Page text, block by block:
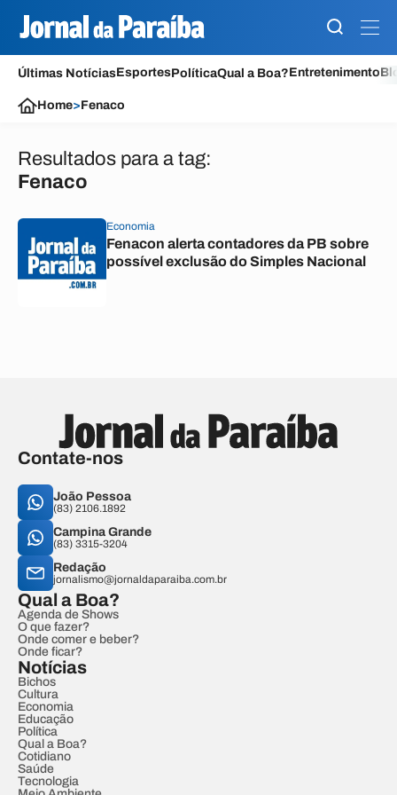
Últimas NotíciasEsportesPolíticaQual a Boa?Entretenimento
Home>Fenaco
Resultados para a tag:
Fenaco
Economia
Fenacon alerta contadores da PB sobre
possível exclusão do Simples Nacional
Contate-nos
João Pessoa
(83) 2106.1892
Campina Grande
(83) 3315-3204
Redação
jornalismo@jornaldaparaiba.com.br
Qual a Boa?
Agenda de Shows
O que fazer?
Onde comer e beber?
Onde ficar?
Notícias
Bichos
Cultura
Economia
Educação
Política
Qual a Boa?
Cotidiano
Saúde
Tecnologia